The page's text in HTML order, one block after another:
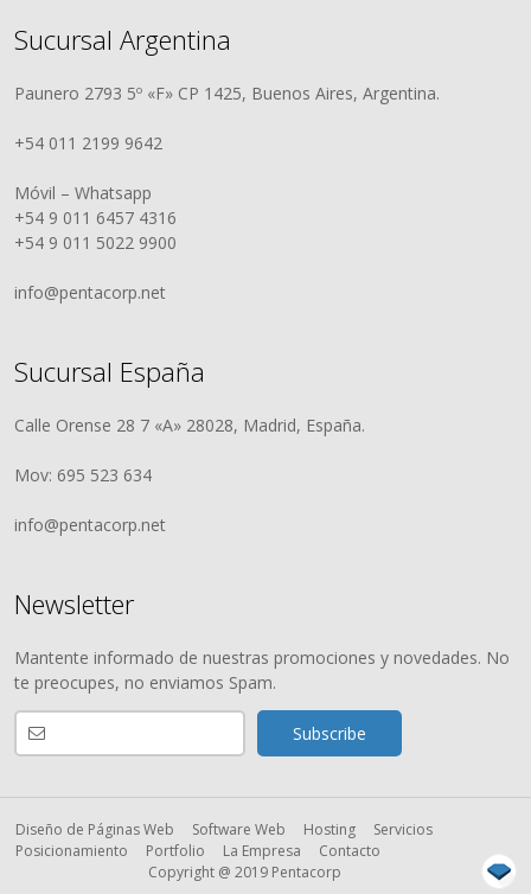
Sucursal Argentina
Paunero 2793 5º «F» CP 1425, Buenos Aires, Argentina.
+54 011 2199 9642
Móvil – Whatsapp
+54 9 011 6457 4316
+54 9 011 5022 9900
info@pentacorp.net
Sucursal España
Calle Orense 28 7 «A» 28028, Madrid, España.
Mov: 695 523 634
info@pentacorp.net
Newsletter
Mantente informado de nuestras promociones y novedades. No
te preocupes, no enviamos Spam.
Diseño de Páginas Web Software Web Hosting
Servicios
Posicionamiento
Portfolio La Empresa
Contacto
Copyright @ 2019 Pentacorp